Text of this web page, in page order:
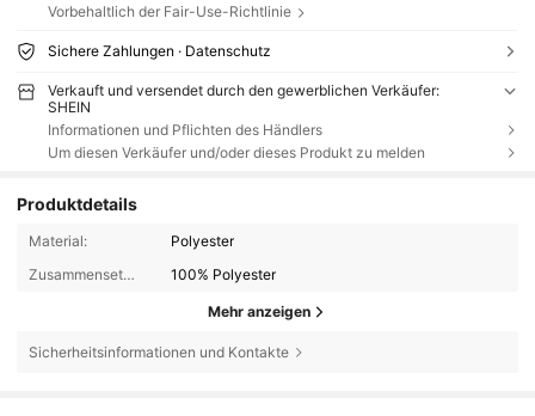
Vorbehaltlich der Fair-Use-Richtlinie
Sichere Zahlungen · Datenschutz
Verkauft und versendet durch den gewerblichen Verkäufer:
SHEIN
Informationen und Pflichten des Händlers
Um diesen Verkäufer und/oder dieses Produkt zu melden
Produktdetails
Material:
Polyester
Zusammensetzung:
100% Polyester
Mehr anzeigen
Sicherheitsinformationen und Kontakte